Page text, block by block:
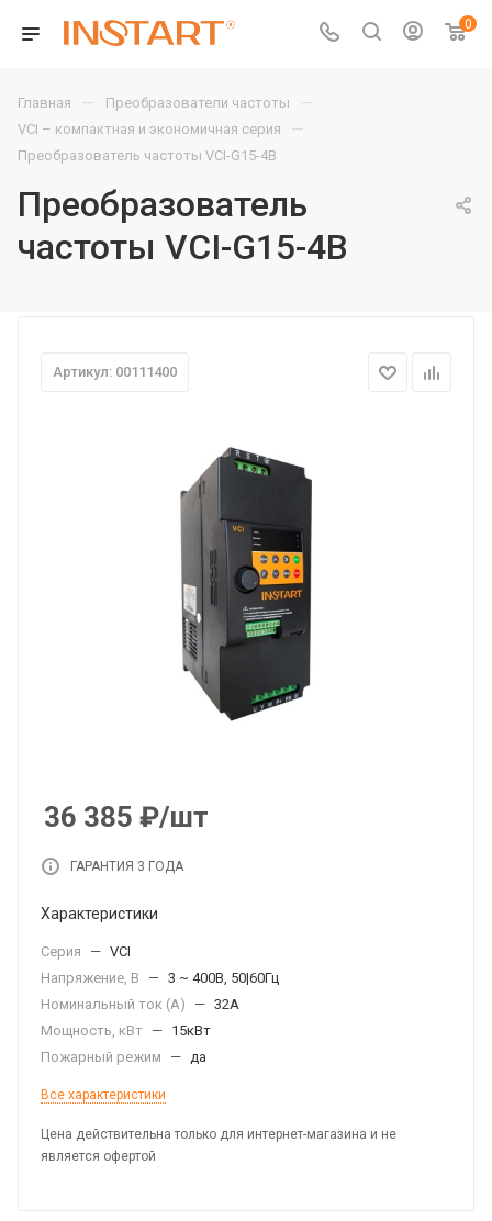
0
Главная — Преобразователи частоты —
VCI – компактная и экономичная серия —
Преобразователь частоты VCI-G15-4B
Преобразователь
частоты VCI-G15-4B
Артикул: 00111400
36 385 ₽/шт
ГАРАНТИЯ 3 ГОДА
Характеристики
Серия — VCI
Напряжение, В
— 3 ~ 400В, 50|60Гц
Номинальный ток (А)
— 32А
Мощность, кВт — 15кВт
Пожарный режим
— да
Все характеристики
Цена действительна только для интернет-магазина и не
является офертой